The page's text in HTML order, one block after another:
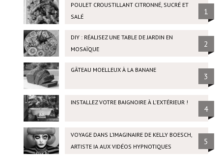
POULET CROUSTILLANT CITRONNÉ, SUCRÉ ET
SALÉ
1
DIY : RÉALISEZ UNE TABLE DE JARDIN EN
MOSAÏQUE
2
GÂTEAU MOELLEUX À LA BANANE
3
INSTALLEZ VOTRE BAIGNOIRE À L'EXTÉRIEUR !
4
VOYAGE DANS L’IMAGINAIRE DE KELLY BOESCH,
ARTISTE IA AUX VIDÉOS HYPNOTIQUES
5